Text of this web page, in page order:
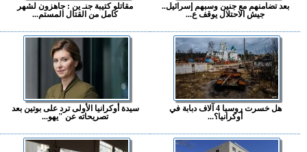
بعد تضامنهم مع جنين وسبهم إسرائيل..
جيش الاحتلال يوقف ع...
مقاتلو كتيبة جنـ ين : جاهزون لشهر
كامل من القتال المستم...
هل خسرت روسيا 4 آلاف دبابة في
أوكرانيا؟...
سيدة أوكرانيا الأولى ترد على بوتين بعد
تصريحاته عن "يهو...